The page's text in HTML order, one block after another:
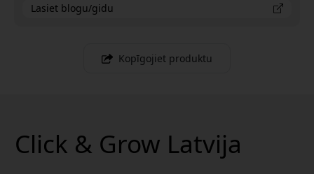
Lasiet blogu/gidu
Kopīgojiet produktu
Click & Grow Latvija